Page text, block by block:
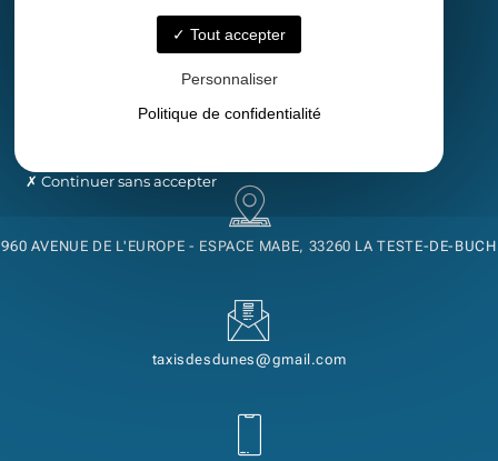
Taxi
Transport de malade assis
960 AVENUE DE L'EUROPE - ESPACE MABE, 33260 LA TESTE-DE-BUCH
taxisdesdunes@gmail.com
Tout accepter
Personnaliser
Politique de confidentialité
Continuer sans accepter